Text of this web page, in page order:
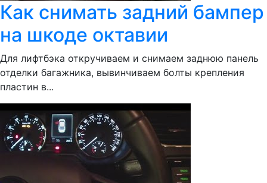
Как снимать задний бампер
на шкоде октавии
Для лифтбэка откручиваем и снимаем заднюю панель
отделки багажника, вывинчиваем болты крепления
пластин в...